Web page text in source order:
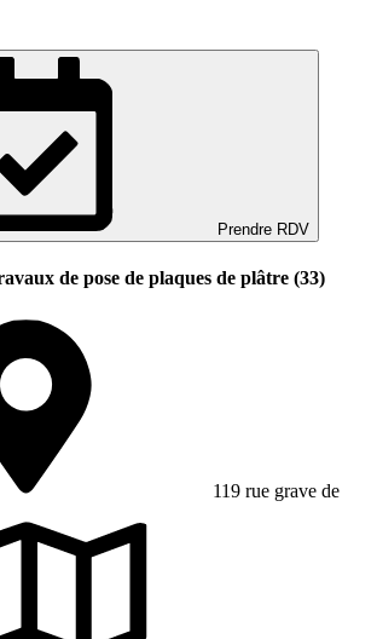
Prendre RDV
de pose de plaques de plâtre (33)
119 rue grave de